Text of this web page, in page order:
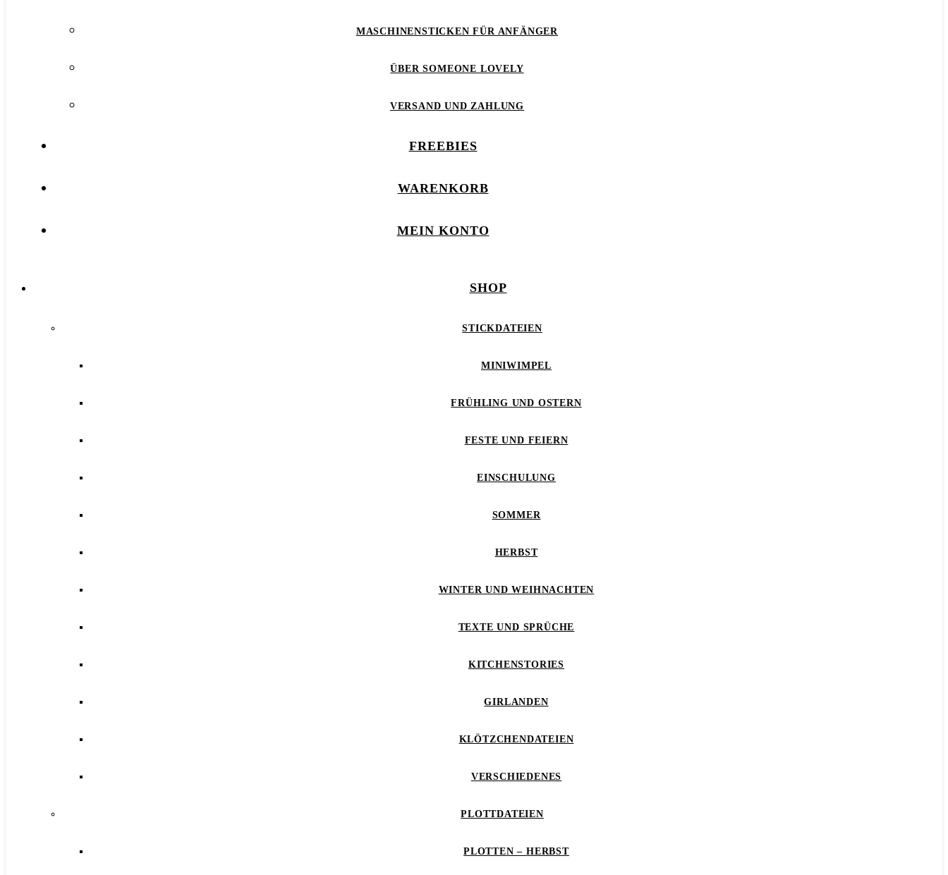
MASCHINENSTICKEN FÜR ANFÄNGER
ÜBER SOMEONE LOVELY
VERSAND UND ZAHLUNG
FREEBIES
WARENKORB
MEIN KONTO
SHOP
STICKDATEIEN
MINIWIMPEL
FRÜHLING UND OSTERN
FESTE UND FEIERN
EINSCHULUNG
SOMMER
HERBST
WINTER UND WEIHNACHTEN
TEXTE UND SPRÜCHE
KITCHENSTORIES
GIRLANDEN
KLÖTZCHENDATEIEN
VERSCHIEDENES
PLOTTDATEIEN
PLOTTEN – HERBST